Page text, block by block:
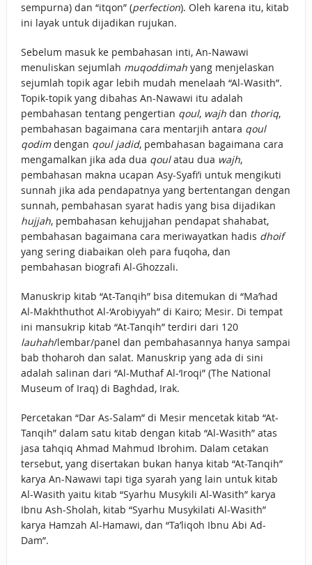
sempurna) dan “itqon” (perfection). Oleh karena itu, kitab
ini layak untuk dijadikan rujukan.
Sebelum masuk ke pembahasan inti, An-Nawawi
menuliskan sejumlah muqoddimahyang menjelaskan
sejumlah topik agar lebih mudah menelaah “Al-Wasith”.
Topik-topik yang dibahas An-Nawawi itu adalah
pembahasan tentang pengertian qoul, wajhdan thoriq,
pembahasan bagaimana cara mentarjih antara qoul
qodimdengan qoul jadid, pembahasan bagaimana cara
mengamalkan jika ada dua qoulatau dua wajh,
pembahasan makna ucapan Asy-Syafi’i untuk mengikuti
sunnah jika ada pendapatnya yang bertentangan dengan
sunnah, pembahasan syarat hadis yang bisa dijadikan
hujjah, pembahasan kehujjahan pendapat shahabat,
pembahasan bagaimana cara meriwayatkan hadis dhoif
yang sering diabaikan oleh para fuqoha, dan
pembahasan biografi Al-Ghozzali.
Manuskrip kitab “At-Tanqih” bisa ditemukan di “Ma’had
Al-Makhthuthot Al-‘Arobiyyah” di Kairo; Mesir. Di tempat
ini mansukrip kitab “At-Tanqih” terdiri dari 120
lauhah/lembar/panel dan pembahasannya hanya sampai
bab thoharoh dan salat. Manuskrip yang ada di sini
adalah salinan dari “Al-Muthaf Al-‘Iroqi” (The National
Museum of Iraq) di Baghdad, Irak.
Percetakan “Dar As-Salam” di Mesir mencetak kitab “At-
Tanqih” dalam satu kitab dengan kitab “Al-Wasith” atas
jasa tahqiq Ahmad Mahmud Ibrohim. Dalam cetakan
tersebut, yang disertakan bukan hanya kitab “At-Tanqih”
karya An-Nawawi tapi tiga syarah yang lain untuk kitab
Al-Wasith yaitu kitab “Syarhu Musykili Al-Wasith” karya
Ibnu Ash-Sholah, kitab “Syarhu Musykilati Al-Wasith”
karya Hamzah Al-Hamawi, dan “Ta’liqoh Ibnu Abi Ad-
Dam”.